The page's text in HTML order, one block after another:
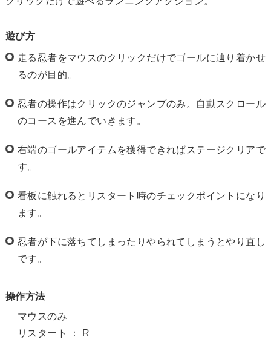
遊び方
走る忍者をマウスのクリックだけでゴールに辿り着かせ
るのが目的。
忍者の操作はクリックのジャンプのみ。自動スクロール
のコースを進んでいきます。
右端のゴールアイテムを獲得できればステージクリアで
す。
看板に触れるとリスタート時のチェックポイントになり
ます。
忍者が下に落ちてしまったりやられてしまうとやり直し
です。
操作方法
マウスのみ
リスタート ： R